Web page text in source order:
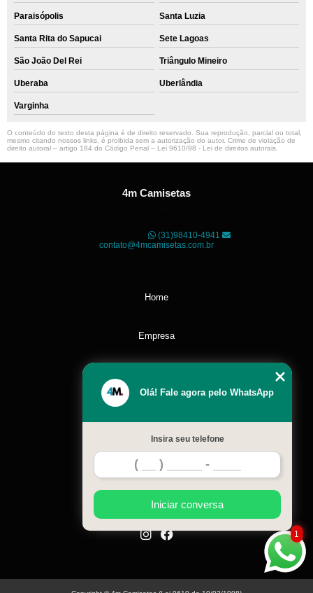
Paraisópolis Santa Luzia
Santa Rita do Sapucai Sete Lagoas
São João Del Rei Triângulo Mineiro
Uberaba Uberlândia
Varginha
O conteúdo do texto desta página é de direito reservado. Sua reprodução, parcial ou total,
mesmo citando nossos links, é proibida sem a autorização do autor. Crime de violação de
direito autoral – artigo 184 do Código Penal – Lei 9610/98 - Lei de direitos autorais
4m Camisetas
(31)98410-4941
contato@4mcamisetas.com.br
Home
Empresa
Contato
Mapa do site
1
Olá! Fale agora pelo WhatsApp
Insira seu telefone
Iniciar conversa